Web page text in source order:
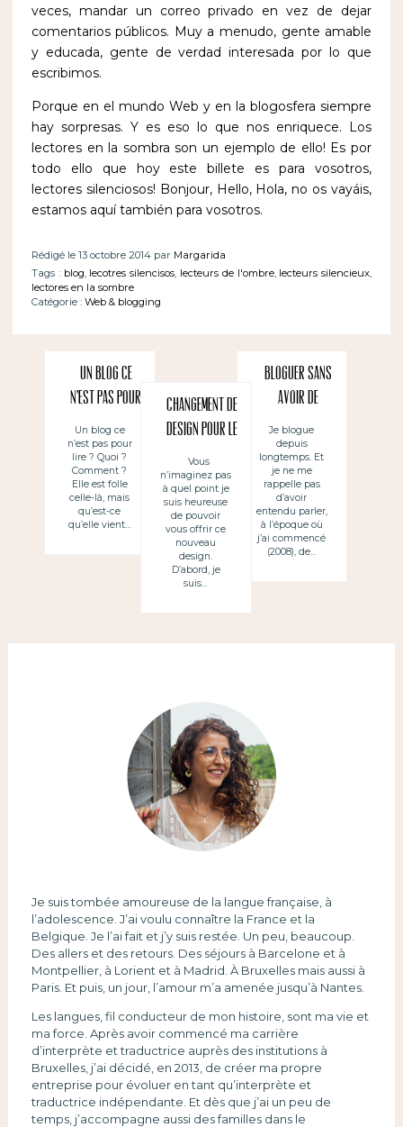
veces, mandar un correo privado en vez de dejar
comentarios públicos. Muy a menudo, gente amable
y educada, gente de verdad interesada por lo que
escribimos.
Porque en el mundo Web y en la blogosfera siempre
hay sorpresas. Y es eso lo que nos enriquece. Los
lectores en la sombra son un ejemplo de ello! Es por
todo ello que hoy este billete es para vosotros,
lectores silenciosos! Bonjour, Hello, Hola, no os vayáis,
estamos aquí también para vosotros.
Rédigé le 13 octobre 2014 par Margarida
Tags : blog lecotres silencisos lecteurs de l'ombre, lecteurs silencieux
lectores en la sombre
Catégorie : Web & blogging
Un blog ce
n’est pas pour
lire
Un blog ce
n’est pas pour
lire ? Quoi ?
Comment ?
Elle est folle
celle-là, mais
qu’est-ce
qu’elle vient…
Changement de
design pour le
blog
Vous
n’imaginez pas
à quel point je
suis heureuse
de pouvoir
vous offrir ce
nouveau
design.
D’abord, je
suis…
Bloguer sans
avoir de
calendrier
éditorial
Je blogue
depuis
longtemps. Et
je ne me
rappelle pas
d’avoir
entendu parler,
à l’époque où
j’ai commencé
(2008), de…
Je suis tombée amoureuse de la langue française, à
l’adolescence. J’ai voulu connaître la France et la
Belgique. Je l’ai fait et j’y suis restée. Un peu, beaucoup.
Des allers et des retours. Des séjours à Barcelone et à
Montpellier, à Lorient et à Madrid. À Bruxelles mais aussi à
Paris. Et puis, un jour, l’amour m’a amenée jusqu’à Nantes.
Les langues, fil conducteur de mon histoire, sont ma vie et
ma force. Après avoir commencé ma carrière
d’interprète et traductrice auprès des institutions à
Bruxelles, j’ai décidé, en 2013, de créer ma propre
entreprise pour évoluer en tant qu’interprète et
traductrice indépendante. Et dès que j’ai un peu de
temps, j’accompagne aussi des familles dans le